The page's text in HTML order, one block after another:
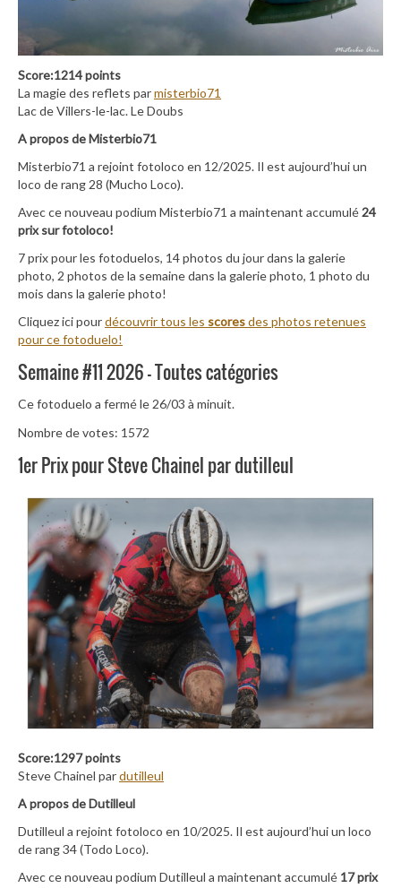
Score:1214 points
La magie des reflets parmisterbio71
Lac de Villers-le-lac. Le Doubs
A propos de Misterbio71
Misterbio71 a rejoint fotoloco en 12/2025. Il est aujourd’hui un
loco de rang 28 (Mucho Loco).
Avec ce nouveau podium Misterbio71 a maintenant accumulé24
prix sur fotoloco!
7 prix pour les fotoduelos, 14 photos du jour dans la galerie
photo, 2 photos de la semaine dans la galerie photo, 1 photo du
mois dans la galerie photo!
Cliquez ici pourdécouvrir tous les scoresdes photos retenues
pour ce fotoduelo!
Semaine #11 2026 – Toutes catégories
Ce fotoduelo a fermé le 26/03 à minuit.
Nombre de votes: 1572
1er Prix pour Steve Chainel par dutilleul
Score:1297 points
Steve Chainel pardutilleul
A propos de Dutilleul
Dutilleul a rejoint fotoloco en 10/2025. Il est aujourd’hui un loco
de rang 34 (Todo Loco).
Avec ce nouveau podium Dutilleul a maintenant accumulé 17 prix